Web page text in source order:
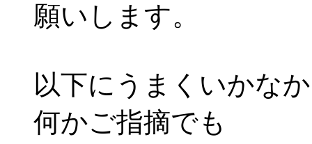
願いします。
以下にうまくいかな
何かご指摘でも